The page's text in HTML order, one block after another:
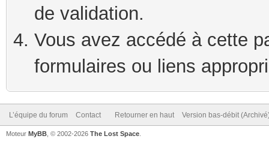
de validation.
Vous avez accédé à cette
formulaires ou liens
L’équipe du forum Contact Retourner en haut Version bas-débit
Moteur MyBB , © 2002-2026 The Lost Space